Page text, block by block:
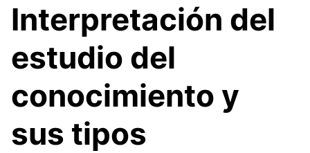
Interpretación del
estudio del
conocimiento y
sus tipos